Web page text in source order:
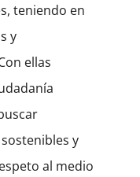
teniendo en
y
ellas
y
al medio